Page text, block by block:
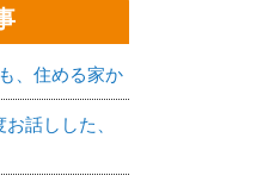
、住める家か
話しした、